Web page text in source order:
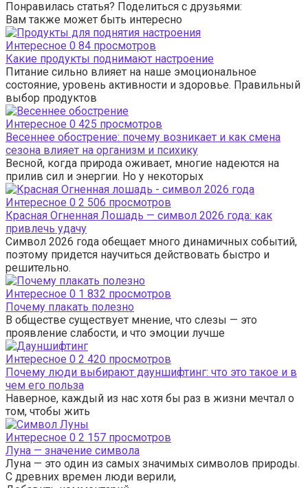
Понравилась статья? Поделиться с друзьями:
Вам также может быть интересно
Интересное 0 84 просмотров
Какие продукты поднимают настроение
Питание сильно влияет на наше эмоциональное
состояние, уровень активности и здоровье. Правильный
выбор продуктов
Интересное 0 425 просмотров
Весеннее обострение: почему возникает и как смена
сезона влияет на организм и психику
Весной, когда природа оживает, многие надеются на
прилив сил и энергии. Но у некоторых
Интересное 0 2 506 просмотров
Красная Огненная Лошадь — символ 2026 года: как
привлечь удачу
Символ 2026 года обещает много динамичных событий,
поэтому придется научиться действовать быстро и
решительно.
Интересное 0 1 832 просмотров
Почему плакать полезно
В обществе существует мнение, что слезы — это
проявление слабости, и что эмоции лучше
Интересное 0 2 420 просмотров
Почему люди выбирают дауншифтинг: что это такое и в
чем его польза
Наверное, каждый из нас хотя бы раз в жизни мечтал о
том, чтобы жить
Интересное 0 2 157 просмотров
Луна — значение символа
Луна — это один из самых значимых символов природы.
С древних времен люди верили,